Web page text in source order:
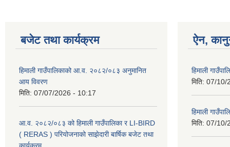
बजेट तथा कार्यक्रम
हिमाली गाउँपालिकाको आ.व. २०८२/०८३ अनुमानित
आय विवरण
मिति: 07/07/2026 - 10:17
आ.व. २०८२/०८३ को हिमाली गाउँपालिका र LI-BIRD
( RERAS ) परियोजनाको साझेदारी बार्षिक बजेट तथा
ऐन,
हिमाली
मिति: 07/10/
हिमाली
मिति: 07/10/